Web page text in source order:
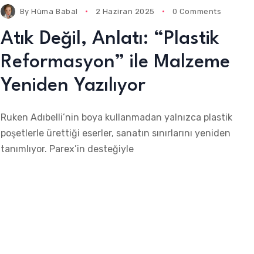
ByHüma Babal 2 Haziran 2025 0 Comments
Atık Değil, Anlatı: “Plastik
Reformasyon” ile Malzeme
Yeniden Yazılıyor
Ruken Adıbelli’nin boya kullanmadan yalnızca plastik
poşetlerle ürettiği eserler, sanatın sınırlarını yeniden
tanımlıyor. Parex’in desteğiyle